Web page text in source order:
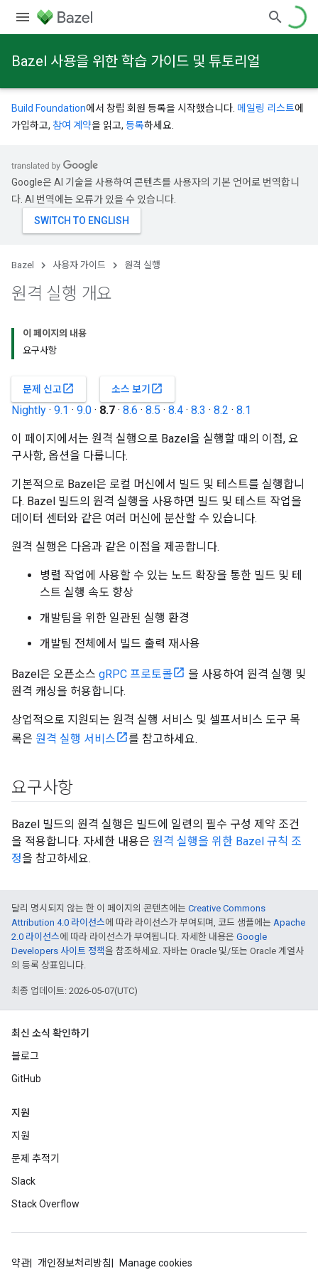
Bazel 사용을 위한 학습 가이드 및 튜토리얼
Build Foundation에서 창립 회원 등록을 시작했습니다. 메일링 리스트에
가입하고, 참여 계약을 읽고, 등록하세요.
Google은 AI 기술을 사용하여 콘텐츠를 사용자의 기본 언어로 번역합니
다. AI 번역에는 오류가 있을 수 있습니다.
Bazel 사용자 가이드 원격 실행
원격 실행 개요
이 페이지의 내용
요구사항
문제 신고open_in_new 소스 보기 open_in_new
Nightly · 9.1 · 9.0 · 8.7 · 8.6 · 8.5 · 8.4 · 8.3 · 8.2 · 8.1
이 페이지에서는 원격 실행으로 Bazel을 실행할 때의 이점, 요
구사항, 옵션을 다룹니다.
기본적으로 Bazel은 로컬 머신에서 빌드 및 테스트를 실행합니
다. Bazel 빌드의 원격 실행을 사용하면 빌드 및 테스트 작업을
데이터 센터와 같은 여러 머신에 분산할 수 있습니다.
원격 실행은 다음과 같은 이점을 제공합니다.
병렬 작업에 사용할 수 있는 노드 확장을 통한 빌드 및 테
스트 실행 속도 향상
개발팀을 위한 일관된 실행 환경
개발팀 전체에서 빌드 출력 재사용
Bazel은 오픈소스 gRPC 프로토콜
을 사용하여 원격 실행 및
원격 캐싱을 허용합니다.
상업적으로 지원되는 원격 실행 서비스 및 셀프서비스 도구 목
록은 원격 실행 서비스 를 참고하세요.
요구사항
Bazel 빌드의 원격 실행은 빌드에 일련의 필수 구성 제약 조건
을 적용합니다. 자세한 내용은 원격 실행을 위한 Bazel 규칙 조
정을 참고하세요.
달리 명시되지 않는 한 이 페이지의 콘텐츠에는 Creative Commons
Attribution 4.0 라이선스에 따라 라이선스가 부여되며, 코드 샘플에는 Apache
2.0 라이선스에 따라 라이선스가 부여됩니다. 자세한 내용은 Google
Developers 사이트 정책을 참조하세요. 자바는 Oracle 및/또는 Oracle 계열사
의 등록 상표입니다.
최종 업데이트: 2026-05-07(UTC)
최신 소식 확인하기
블로그
GitHub
지원
지원
문제 추적기
Slack
Stack Overflow
약관 개인정보처리방침 Manage cookies